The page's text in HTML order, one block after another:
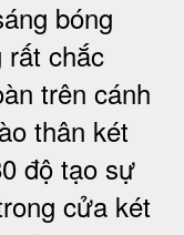
bóng
rất chắc
trên cánh
thân két
độ tạo sự
cửa két